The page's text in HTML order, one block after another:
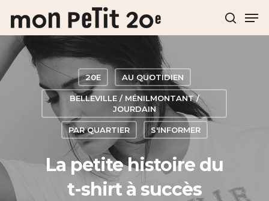
Hit enter to search or ESC to close
20E AU QUOTIDIEN
BELLEVILLE / MÉNILMONTANT /
JOURDAIN
PAR QUARTIER S'INFORMER
La petite histoire du
t-shirt à succès